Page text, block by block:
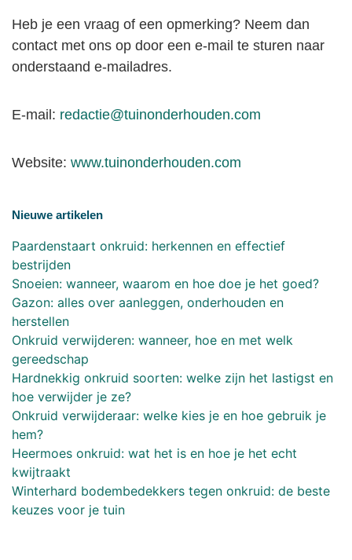
Heb je een vraag of een opmerking? Neem dan
contact met ons op door een e-mail te sturen naar
onderstaand e-mailadres.
E-mail: redactie@tuinonderhouden.com
Website: www.tuinonderhouden.com
Nieuwe artikelen
Paardenstaart onkruid: herkennen en effectief
bestrijden
Snoeien: wanneer, waarom en hoe doe je het goed?
Gazon: alles over aanleggen, onderhouden en
herstellen
Onkruid verwijderen: wanneer, hoe en met welk
gereedschap
Hardnekkig onkruid soorten: welke zijn het lastigst en
hoe verwijder je ze?
Onkruid verwijderaar: welke kies je en hoe gebruik je
hem?
Heermoes onkruid: wat het is en hoe je het echt
kwijtraakt
Winterhard bodembedekkers tegen onkruid: de beste
keuzes voor je tuin